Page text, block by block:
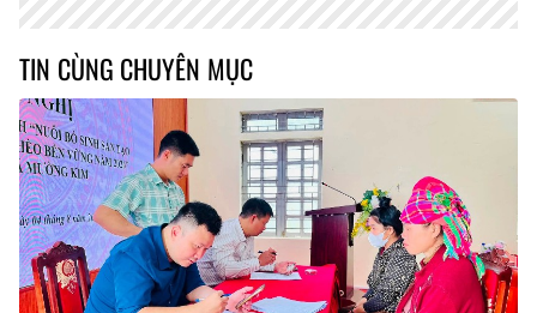
TIN CÙNG CHUYÊN MỤC